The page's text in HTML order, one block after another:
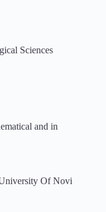
Sciences
and in
Of Novi